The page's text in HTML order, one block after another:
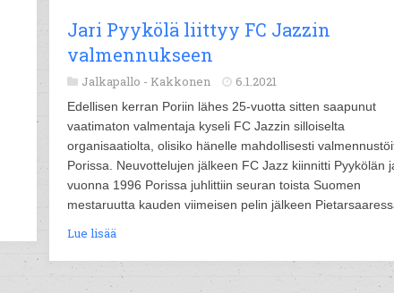
Jari Pyykölä liittyy FC Jazzin
valmennukseen
Jalkapallo - Kakkonen 6.1.2021
Edellisen kerran Poriin lähes 25-vuotta sitten saapunut
vaatimaton valmentaja kyseli FC Jazzin silloiselta
organisaatiolta, olisiko hänelle mahdollisesti
Porissa. Neuvottelujen jälkeen FC Jazz kiinnitti Pyykölän
vuonna 1996 Porissa juhlittiin seuran toista Suomen
mestaruutta kauden viimeisen pelin jälkeen
Lue lisää